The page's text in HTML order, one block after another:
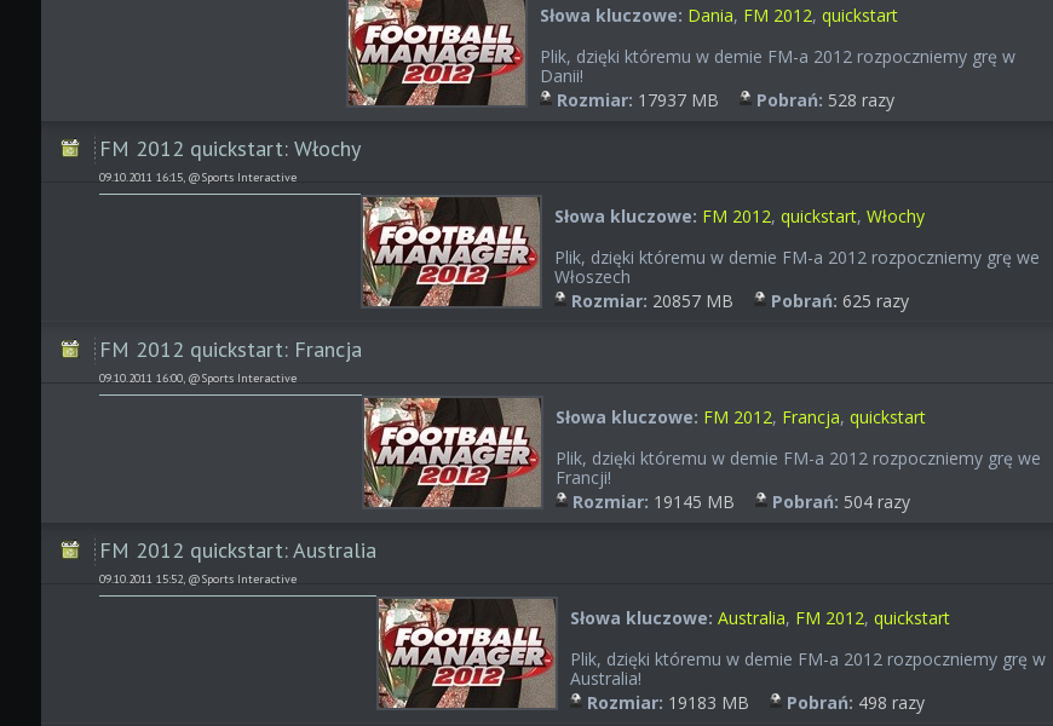
Słowa kluczowe: Dania, FM 2012, quickstart
Plik, dzięki któremu w demie FM-a 2012 rozpoczniemy grę w
Danii!
Rozmiar: 17937 MB Pobrań: 528 razy
FM 2012 quickstart: Włochy
09.10.2011 16:15, @Sports Interactive
Słowa kluczowe: FM 2012, quickstart, Włochy
Plik, dzięki któremu w demie FM-a 2012 rozpoczniemy grę we
Włoszech
Rozmiar: 20857 MB Pobrań: 625 razy
FM 2012 quickstart: Francja
09.10.2011 16:00, @Sports Interactive
Słowa kluczowe: FM 2012, Francja, quickstart
Plik, dzięki któremu w demie FM-a 2012 rozpoczniemy grę we
Francji!
Rozmiar: 19145 MB Pobrań: 504 razy
FM 2012 quickstart: Australia
09.10.2011 15:52, @Sports Interactive
Słowa kluczowe: Australia, FM 2012, quickstart
Plik, dzięki któremu w demie FM-a 2012 rozpoczniemy grę w
Australia!
Rozmiar: 19183 MB Pobrań: 498 razy